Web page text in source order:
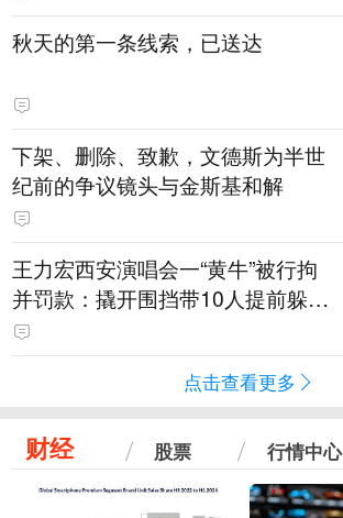
秋天的第一条线索，已送达
下架、删除、致歉，文德斯为半世
纪前的争议镜头与金斯基和解
王力宏西安演唱会一“黄牛”被行拘
并罚款：撬开围挡带10人提前躲进
场馆清洁室，开唱前还没混入观众
席就被抓
点击查看更多
财经 股票 行情中心